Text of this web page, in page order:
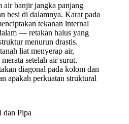
air banjir jangka panjang
besi di dalamnya. Karat pada
tekanan internal
— retakan halus yang
menurun drastis.
liat menyerap air,
setelah air surut.
diagonal pada kolom dan
apakah perkuatan struktural
dan Pipa